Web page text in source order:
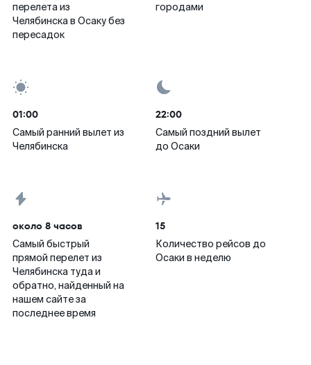
перелета из
Челябинска в Осаку без
пересадок
городами
01:00
Самый ранний вылет из
Челябинска
22:00
Самый поздний вылет
до Осаки
около 8 часов
Самый быстрый
прямой перелет из
Челябинска туда и
обратно, найденный на
нашем сайте за
последнее время
15
Количество рейсов до
Осаки в неделю